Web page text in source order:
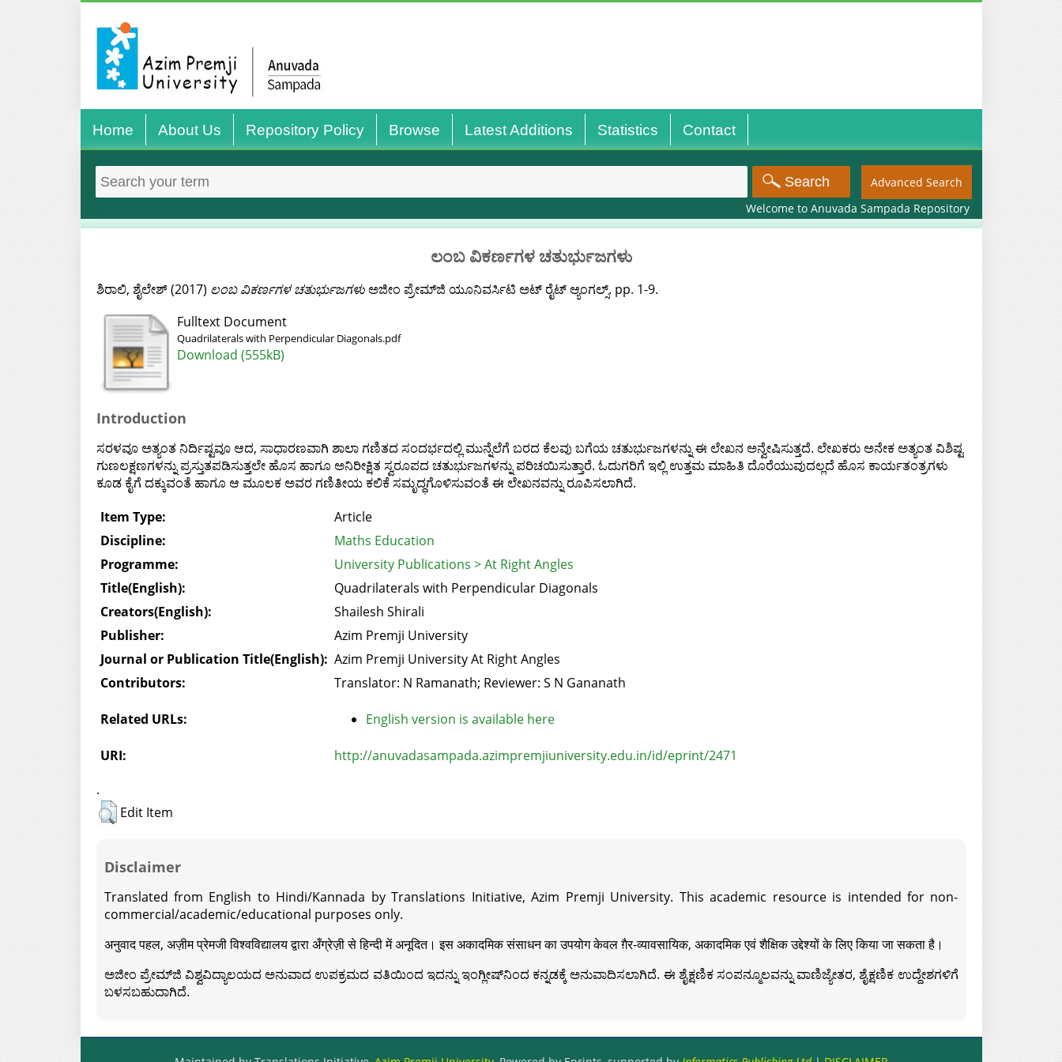
Home About Us Repository Policy Browse Latest Additions Statistics Contact
Advanced Search
Welcome to Anuvada Sampada Repository
ಲಂಬ ವಿಕರ್ಣಗಳ ಚತುರ್ಭುಜಗಳು
ಶಿರಾಲಿ, ಶೈಲೇಶ್(2017) ಲಂಬ ವಿಕರ್ಣಗಳ ಚತುರ್ಭುಜಗಳುಅಜೀಂ ಪ್ರೇಮ್‌ಜಿ ಯೂನಿವರ್ಸಿಟಿ ಅಟ್‌ ರೈಟ್‌ ಆ್ಯಂಗಲ್ಸ್. pp. 1-9.
Fulltext Document
Quadrilaterals with Perpendicular Diagonals.pdf
Download (555kB)
Introduction
ಸರಳವೂ ಅತ್ಯಂತ ನಿರ್ದಿಷ್ಟವೂ ಆದ, ಸಾಧಾರಣವಾಗಿ ಶಾಲಾ ಗಣಿತದ ಸಂದರ್ಭದಲ್ಲಿ ಮುನ್ನೆಲೆಗೆ ಬರದ ಕೆಲವು ಬಗೆಯ ಚತುರ್ಭುಜಗಳನ್ನು ಈ ಲೇಖನ ಅನ್ವೇಷಿಸುತ್ತದೆ. ಲೇಖಕರು ಅನೇಕ ಅತ್ಯಂತ ವಿಶಿಷ್ಟ
ಗುಣಲಕ್ಷಣಗಳನ್ನು ಪ್ರಸ್ತುತಪಡಿಸುತ್ತಲೇ ಹೊಸ ಹಾಗೂ ಅನಿರೀಕ್ಷಿತ ಸ್ವರೂಪದ ಚತುರ್ಭುಜಗಳನ್ನು ಪರಿಚಯಿಸುತ್ತಾರೆ. ಓದುಗರಿಗೆ ಇಲ್ಲಿ ಉತ್ತಮ ಮಾಹಿತಿ ದೊರೆಯುವುದಲ್ಲದೆ ಹೊಸ ಕಾರ್ಯತಂತ್ರಗಳು
ಕೂಡ ಕೈಗೆ ದಕ್ಕುವಂತೆ ಹಾಗೂ ಆ ಮೂಲಕ ಅವರ ಗಣಿತೀಯ ಕಲಿಕೆ ಸಮೃದ್ಧಗೊಳಿಸುವಂತೆ ಈ ಲೇಖನವನ್ನು ರೂಪಿಸಲಾಗಿದೆ.
Item Type:
Article
Discipline:
Maths Education
Programme:
University Publications > At Right Angles
Title(English):
Quadrilaterals with Perpendicular Diagonals
Creators(English):
Shailesh Shirali
Publisher:
Azim Premji University
Journal or Publication Title(English): Azim Premji University At Right Angles
Contributors:
Translator: N Ramanath; Reviewer: S N Gananath
Related URLs: English version is available here
URI:
http://anuvadasampada.azimpremjiuniversity.edu.in/id/eprint/2471
.
Edit Item
Disclaimer
Translated from English to Hindi/Kannada by Translations Initiative, Azim Premji University. This academic resource is intended for non-
commercial/academic/educational purposes only.
अनुवाद पहल, अज़ीम प्रेमजी विश्वविद्यालय द्वारा अँग्रेज़ी से हिन्दी में अनूदित। इस अकादमिक संसाधन का उपयोग केवल ग़ैर-व्यावसायिक, अकादमिक एवं शैक्षिक उद्देश्यों के लिए किया जा सकता है।
ಅಜೀಂ ಪ್ರೇಮ್‍ಜಿ ವಿಶ್ವವಿದ್ಯಾಲಯದ ಅನುವಾದ ಉಪಕ್ರಮದ ವತಿಯಿಂದ ಇದನ್ನು ಇಂಗ್ಲೀಷ್‍ನಿಂದ ಕನ್ನಡಕ್ಕೆ ಅನುವಾದಿಸಲಾಗಿದೆ. ಈ ಶೈಕ್ಷಣಿಕ ಸಂಪನ್ಮೂಲವನ್ನು ವಾಣಿಜ್ಯೇತರ, ಶೈಕ್ಷಣಿಕ ಉದ್ದೇಶಗಳಿಗೆ
ಬಳಸಬಹುದಾಗಿದೆ.